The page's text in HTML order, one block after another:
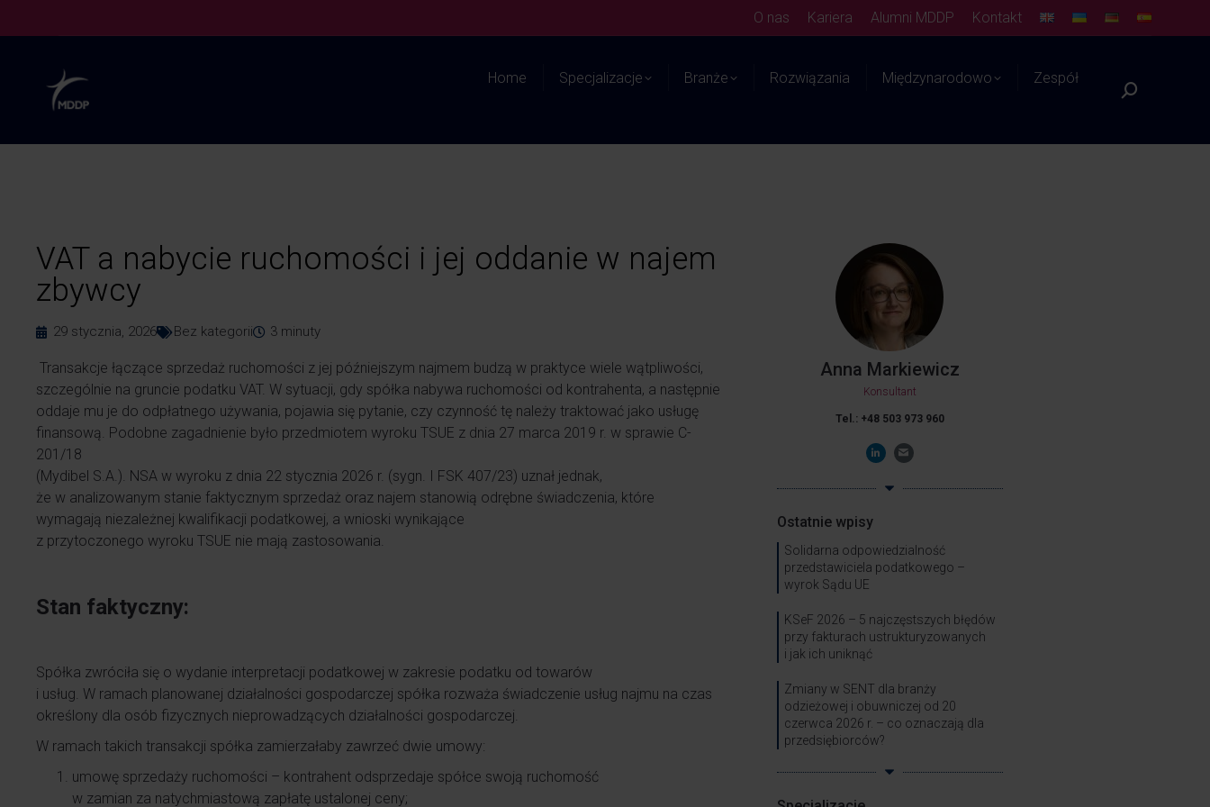
O nas Kariera Alumni MDDP Kontakt
Home Specjalizacje Branże Rozwiązania Międzynarodowo Zespół
VAT a nabycie ruchomości i jej oddanie w najem
zbywcy
29 stycznia, 2026 Bez kategorii 3 minuty
Transakcje łączące sprzedaż ruchomości z jej późniejszym najmem budzą w praktyce wiele wątpliwości,
szczególnie na gruncie podatku VAT. W sytuacji, gdy spółka nabywa ruchomości od kontrahenta, a następnie
oddaje mu je do odpłatnego używania, pojawia się pytanie, czy czynność tę należy traktować jako usługę
finansową. Podobne zagadnienie było przedmiotem wyroku TSUE z dnia 27 marca 2019 r. w sprawie C-
201/18
(Mydibel S.A.). NSA w wyroku z dnia 22 stycznia 2026 r. (sygn. I FSK 407/23) uznał jednak,
że w analizowanym stanie faktycznym sprzedaż oraz najem stanowią odrębne świadczenia, które
wymagają niezależnej kwalifikacji podatkowej, a wnioski wynikające
z przytoczonego wyroku TSUE nie mają zastosowania.
Stan faktyczny:
Spółka zwróciła się o wydanie interpretacji podatkowej w zakresie podatku od towarów
i usług. W ramach planowanej działalności gospodarczej spółka rozważa świadczenie usług najmu na czas
określony dla osób fizycznych nieprowadzących działalności gospodarczej.
W ramach takich transakcji spółka zamierzałaby zawrzeć dwie umowy:
umowę sprzedaży ruchomości – kontrahent odsprzedaje spółce swoją ruchomość
w zamian za natychmiastową zapłatę ustalonej ceny;
Anna Markiewicz
Konsultant
Tel.: +48 503 973 960
Ostatnie wpisy
Solidarna odpowiedzialność
przedstawiciela podatkowego –
wyrok Sądu UE
KSeF 2026 – 5 najczęstszych błędów
przy fakturach ustrukturyzowanych
i jak ich uniknąć
Zmiany w SENT dla branży
odzieżowej i obuwniczej od 20
czerwca 2026 r. – co oznaczają dla
przedsiębiorców?